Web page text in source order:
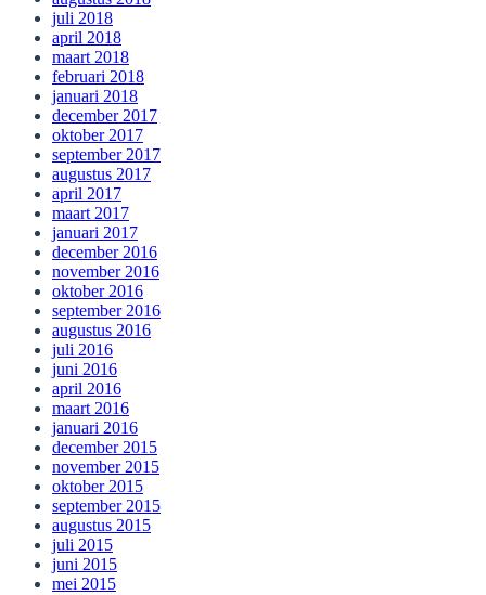
juli 2018
april 2018
maart 2018
februari 2018
januari 2018
december 2017
oktober 2017
september 2017
augustus 2017
april 2017
maart 2017
januari 2017
december 2016
november 2016
oktober 2016
september 2016
augustus 2016
juli 2016
juni 2016
april 2016
maart 2016
januari 2016
december 2015
november 2015
oktober 2015
september 2015
augustus 2015
juli 2015
juni 2015
mei 2015